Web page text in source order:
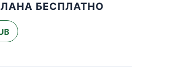
БЕСПЛАТНО